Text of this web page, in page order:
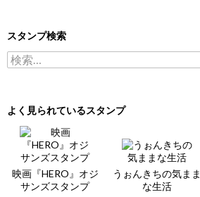
スタンプ検索
検索:
よく見られているスタンプ
映画『HERO』オジ
サンズスタンプ
うぉんきちの気まま
な生活